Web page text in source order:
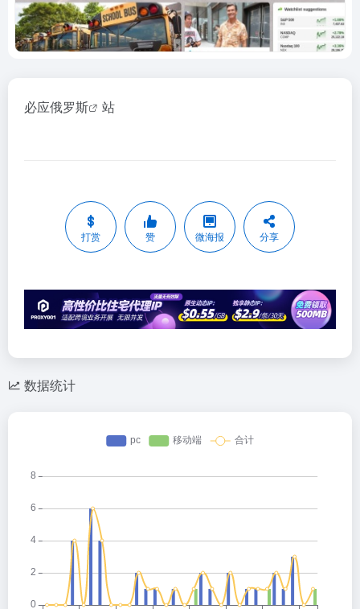
必应俄罗斯 站
打赏 赞 微海报 分享
数据统计